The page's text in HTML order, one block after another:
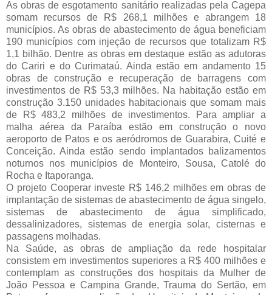
As obras de esgotamento sanitário realizadas pela Cagepa
somam recursos de R$ 268,1 milhões e abrangem 18
municípios. As obras de abastecimento de água beneficiam
190 municípios com injeção de recursos que totalizam R$
1,1 bilhão. Dentre as obras em destaque estão as adutoras
do Cariri e do Curimataú. Ainda estão em andamento 15
obras de construção e recuperação de barragens com
investimentos de R$ 53,3 milhões. Na habitação estão em
construção 3.150 unidades habitacionais que somam mais
de R$ 483,2 milhões de investimentos. Para ampliar a
malha aérea da Paraíba estão em construção o novo
aeroporto de Patos e os aeródromos de Guarabira, Cuité e
Conceição. Ainda estão sendo implantados balizamentos
noturnos nos municípios de Monteiro, Sousa, Catolé do
Rocha e Itaporanga.
O projeto Cooperar investe R$ 146,2 milhões em obras de
implantação de sistemas de abastecimento de água singelo,
sistemas de abastecimento de água simplificado,
dessalinizadores, sistemas de energia solar, cisternas e
passagens molhadas.
Na Saúde, as obras de ampliação da rede hospitalar
consistem em investimentos superiores a R$ 400 milhões e
contemplam as construções dos hospitais da Mulher de
João Pessoa e Campina Grande, Trauma do Sertão, em